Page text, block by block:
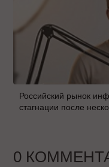
Российский рынок
стагнации после
0